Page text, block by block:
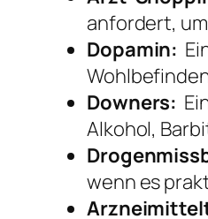
anfordert,
Dopamin:
Downers:
Alkohol,
wenn es